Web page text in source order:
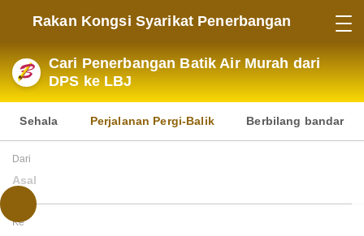
Rakan Kongsi Syarikat Penerbangan
Cari Penerbangan Batik Air Murah dari
DPS ke LBJ
Sehala Perjalanan Pergi-Balik Berbilang bandar
Dari
Asal
Ke